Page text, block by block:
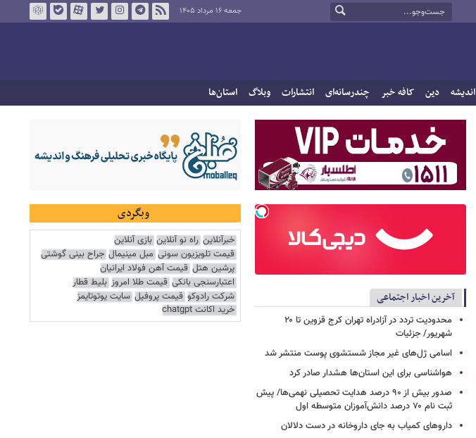
جمعه ۱۶ مرداد ۱۴۰۵
اندیشه دین کافه خبر چندرسانه‌ای انتشارات وبلاگ استان‌ها
آخرین اخبار اجتماعی
محدودیت تردد در آزادراه تهران کرج قزوین تا ۲۰
شهریور/ جزئیات
اسامی ژل‌های غیر مجاز شستشوی پوست منتشر شد
هواشناسی برای این استان‌ها هشدار صادر کرد
صدور بیش از ۹۰ درصد هدایت تحصیلی نهمی‌ها/ پیش
ثبت نام ۷۰ درصد دانش‌آموزان متوسطه اول
داروهای کمیاب به جای داروخانه در دست دلالان
وبگردی
خبرآنلاین راه نو آنلاین بازی آنلاین
قیمت تلویزیون سونی مبل مینیمال جراح بینی گوشتی
پرشین هتل قیمت آهن فولاد ایرانیان
اعتبارسنجی بانکی قیمت طلا امروز بلیط قطار
شرکت رادوکو قیمت پروفیل سایت یوتوتایمز
خرید اکانت chatgpt